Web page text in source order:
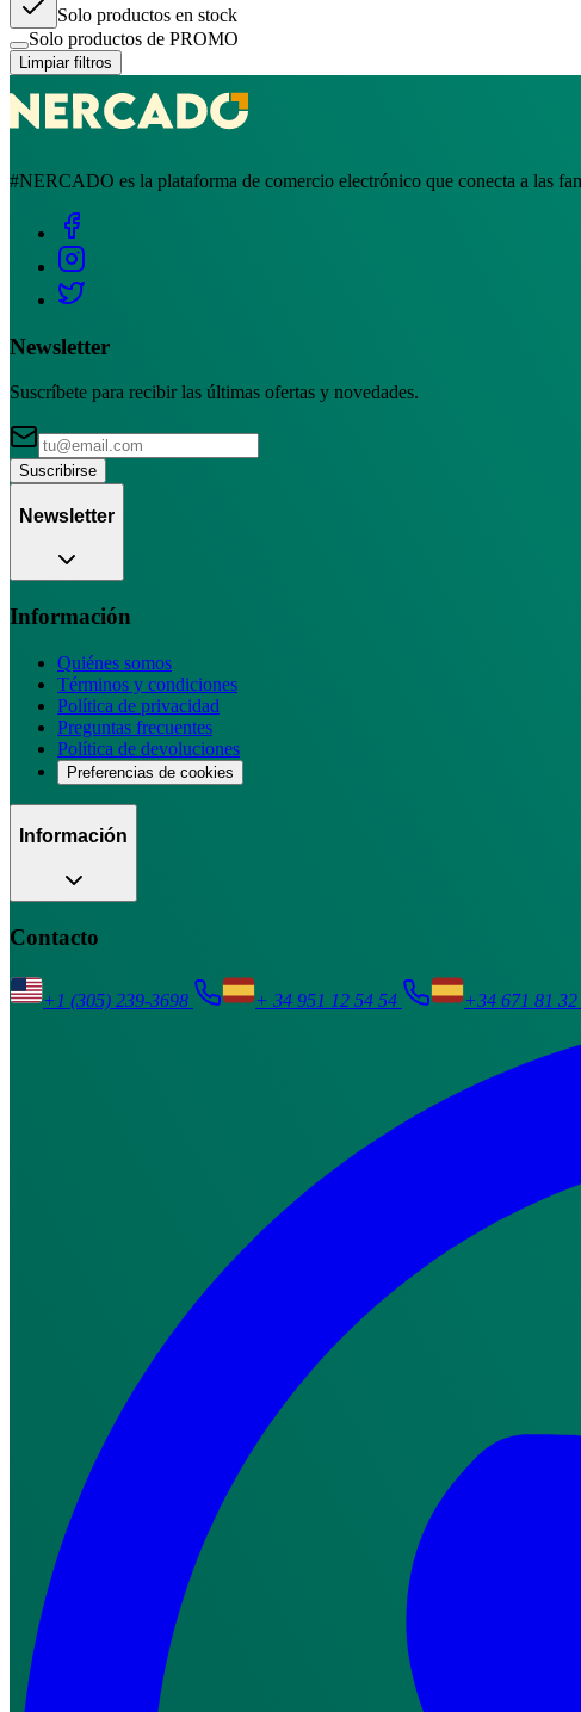
Solo productos en stock
Solo productos de PROMO
Limpiar filtros
#NERCADO es la plataforma de comercio electrónico que conecta a las
Newsletter
Suscríbete para recibir las últimas ofertas y novedades.
Suscribirse
Newsletter
Información
Quiénes somos
Términos y condiciones
Política de privacidad
Preguntas frecuentes
Política de devoluciones
Preferencias de cookies
Información
Contacto
+1 (305) 239-3698 + 34 951 12 54 54 +34 671 81 32